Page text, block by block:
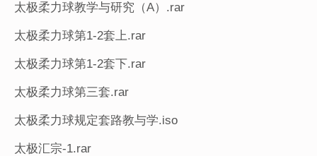
太极柔力球教学与研究（A）.rar
太极柔力球第1-2套上.rar
太极柔力球第1-2套下.rar
太极柔力球第三套.rar
太极柔力球规定套路教与学.iso
太极汇宗-1.rar